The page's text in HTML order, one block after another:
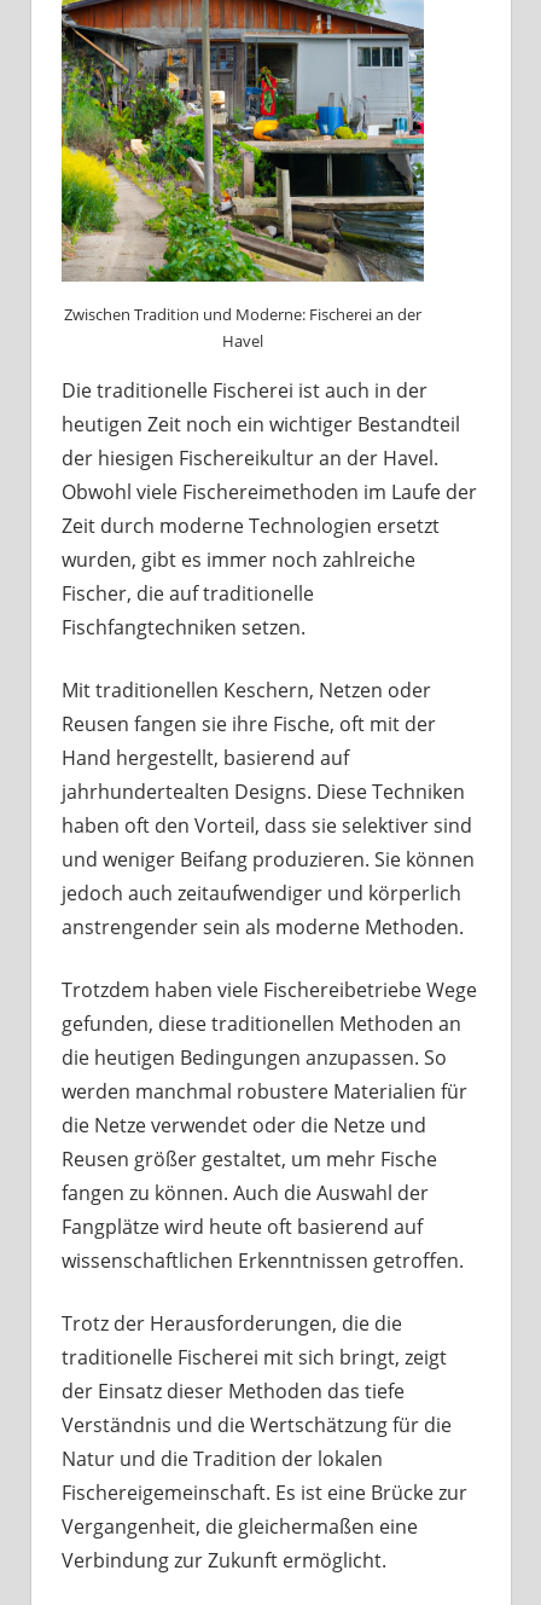
Zwischen Tradition und Moderne: Fischerei an der
Havel
Die traditionelle Fischerei ist auch in der
heutigen Zeit noch ein wichtiger Bestandteil
der hiesigen Fischereikultur an der Havel.
Obwohl viele Fischereimethoden im Laufe der
Zeit durch moderne Technologien ersetzt
wurden, gibt es immer noch zahlreiche
Fischer, die auf traditionelle
Fischfangtechniken setzen.
Mit traditionellen Keschern, Netzen oder
Reusen fangen sie ihre Fische, oft mit der
Hand hergestellt, basierend auf
jahrhundertealten Designs. Diese Techniken
haben oft den Vorteil, dass sie selektiver sind
und weniger Beifang produzieren. Sie können
jedoch auch zeitaufwendiger und körperlich
anstrengender sein als moderne Methoden.
Trotzdem haben viele Fischereibetriebe Wege
gefunden, diese traditionellen Methoden an
die heutigen Bedingungen anzupassen. So
werden manchmal robustere Materialien für
die Netze verwendet oder die Netze und
Reusen größer gestaltet, um mehr Fische
fangen zu können. Auch die Auswahl der
Fangplätze wird heute oft basierend auf
wissenschaftlichen Erkenntnissen getroffen.
Trotz der Herausforderungen, die die
traditionelle Fischerei mit sich bringt, zeigt
der Einsatz dieser Methoden das tiefe
Verständnis und die Wertschätzung für die
Natur und die Tradition der lokalen
Fischereigemeinschaft. Es ist eine Brücke zur
Vergangenheit, die gleichermaßen eine
Verbindung zur Zukunft ermöglicht.